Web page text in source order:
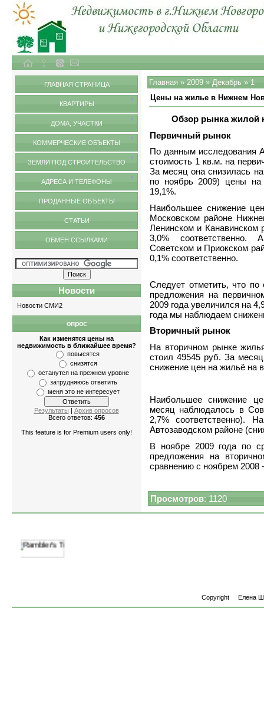
ГЛАВНАЯ СТРАНИЦА
КВАРТИРЫ
ДОМА, УЧАСТКИ
КОММЕРЧЕСКИЕ ОБЪЕКТЫ
ЗЕМЛИ ПОД СТРОИТЕЛЬСТВО
АДРЕСА И ТЕЛЕФОНЫ
ПРОДАННЫЕ ОБЪЕКТЫ
СТАТЬИ
ОБМЕН ССЫЛКАМИ
Новости
Новости СМИ2
опрос
Как изменятся цены на
недвижимость в ближайшее время?
повысятся
снизятся
останутся на прежнем уровне
затрудняюсь ответить
меня это не интересует
Результаты | Архив опросов
Всего ответов: 456
This feature is for Premium users only!
Главная » 2009 » Декабрь » 1
Цены на жилье в Нижнем
Обзор рынка жилой
Первичный рынок
По данным исследования
стоимость 1 кв.м. на
За месяц она снизилась
по ноябрь 2009) цены на
19,1%.
Наибольшее снижение
Московском районе
Ленинском и Канавинском
3,0% соответственно.
Советском и Приокском
0,1% соответственно.
Следует отметить, что
предложения на
2009 года увеличился на
года мы наблюдаем
Вторичный рынок
На вторичном рынке
стоил 49545 руб. За
снижение цен на жильё на
Наибольшее снижение
месяц наблюдалось в
2,7% соответственно).
Автозаводском районе
В ноябре 2009 года по
предложения на
сравнению с ноябрем 2008
Просмотров: 1120
Copyright Елена